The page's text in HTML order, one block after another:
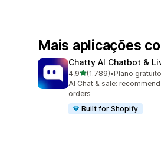
Mais aplicações
Chatty AI Chatbot &
4,9de 5 estrelas
(1.789)
1789 total de avaliações
•Plano
AI Chat & sale:
orders
Built for Shopify